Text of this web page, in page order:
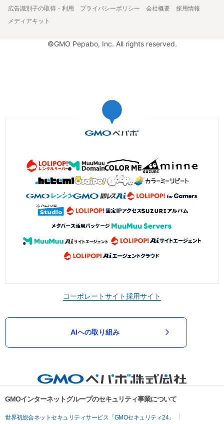
広告識別子の取得・利用
プライバシーポリシー 会社概要
採用情報
メディアキット
©GMO Pepabo, Inc. All rights reserved.
コーポレートサイト採用サイト
AIへの取り組み
GMOインターネットグループのセキュリティ事業について
世界初総合ネットセキュリティサービス「GMOセキュリティ24」